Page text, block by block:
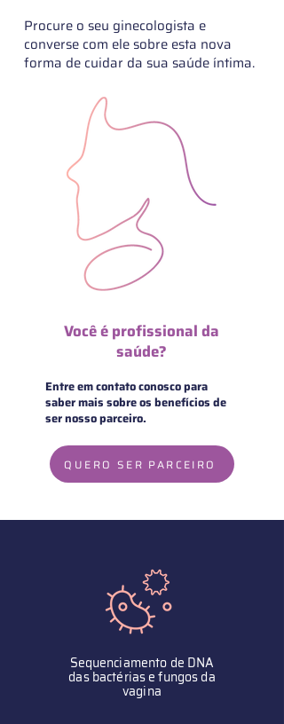
Procure o seu ginecologista e
converse com ele sobre esta nova
forma de cuidar da sua saúde íntima.
Você é profissional da
saúde?
Entre em contato conosco para
saber mais sobre os benefícios de
ser nosso parceiro.
QUERO SER PARCEIRO
Sequenciamento de DNA
das bactérias e fungos da
vagina